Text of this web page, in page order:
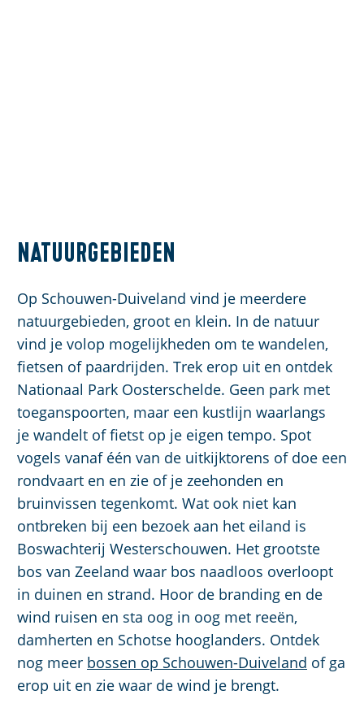
Natuurgebieden
Op Schouwen-Duiveland vind je meerdere
natuurgebieden, groot en klein. In de natuur
vind je volop mogelijkheden om te wandelen,
fietsen of paardrijden. Trek erop uit en ontdek
Nationaal Park Oosterschelde. Geen park met
toeganspoorten, maar een kustlijn waarlangs
je wandelt of fietst op je eigen tempo. Spot
vogels vanaf één van de uitkijktorens of doe een
rondvaart en en zie of je zeehonden en
bruinvissen tegenkomt. Wat ook niet kan
ontbreken bij een bezoek aan het eiland is
Boswachterij Westerschouwen. Het grootste
bos van Zeeland waar bos naadloos overloopt
in duinen en strand. Hoor de branding en de
wind ruisen en sta oog in oog met reeën,
damherten en Schotse hooglanders. Ontdek
nog meer bossen op Schouwen-Duiveland of ga
erop uit en zie waar de wind je brengt.